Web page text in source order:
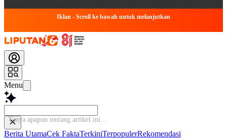
Iklan - Scroll ke bawah untuk melanjutkan
Menu
Ba
Berita UtamaCek FaktaTerkiniTerpopulerRekomendasi